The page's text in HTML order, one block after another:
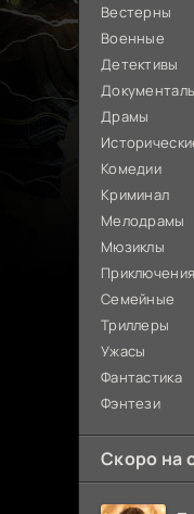
Вестерны
Военные
Детективы
Драмы
Комедии
Криминал
Мелодрамы
Мюзиклы
Приключения
Семейные
Триллеры
Ужасы
Фантастика
Фэнтези
Скоро на